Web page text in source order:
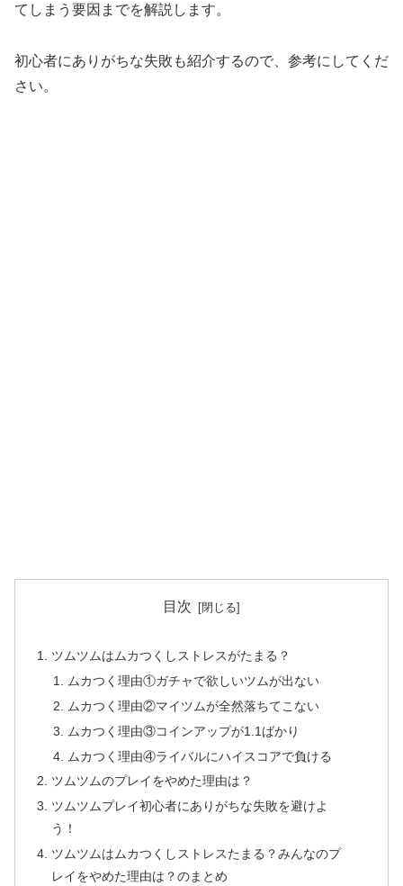
てしまう要因までを解説します。
初心者にありがちな失敗も紹介するので、参考にしてくだ
さい。
目次
ツムツムはムカつくしストレスがたまる？
ムカつく理由①ガチャで欲しいツムが出ない
ムカつく理由②マイツムが全然落ちてこない
ムカつく理由③コインアップが1.1ばかり
ムカつく理由④ライバルにハイスコアで負ける
ツムツムのプレイをやめた理由は？
ツムツムプレイ初心者にありがちな失敗を避けよ
う！
ツムツムはムカつくしストレスたまる？みんなのプ
レイをやめた理由は？のまとめ